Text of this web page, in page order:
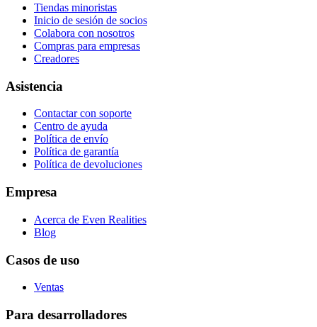
Tiendas minoristas
Inicio de sesión de socios
Colabora con nosotros
Compras para empresas
Creadores
Asistencia
Contactar con soporte
Centro de ayuda
Política de envío
Política de garantía
Política de devoluciones
Empresa
Acerca de Even Realities
Blog
Casos de uso
Ventas
Para desarrolladores